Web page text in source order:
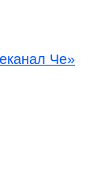
Че»